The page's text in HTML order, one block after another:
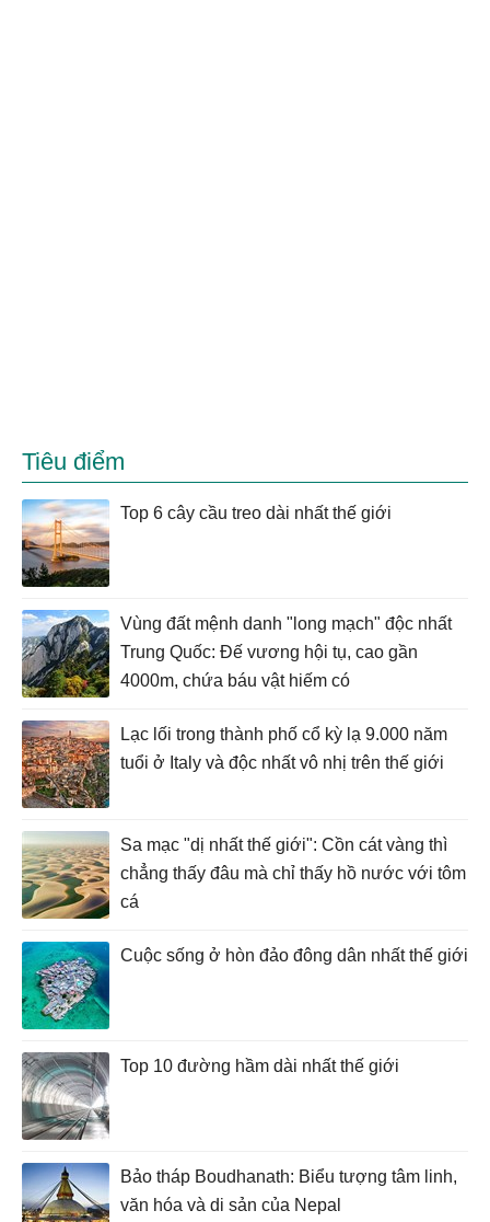
Tiêu điểm
Top 6 cây cầu treo dài nhất thế giới
Vùng đất mệnh danh "long mạch" độc nhất
Trung Quốc: Đế vương hội tụ, cao gần
4000m, chứa báu vật hiếm có
Lạc lối trong thành phố cổ kỳ lạ 9.000 năm
tuổi ở Italy và độc nhất vô nhị trên thế giới
Sa mạc "dị nhất thế giới": Cồn cát vàng thì
chẳng thấy đâu mà chỉ thấy hồ nước với tôm
cá
Cuộc sống ở hòn đảo đông dân nhất thế giới
Top 10 đường hầm dài nhất thế giới
Bảo tháp Boudhanath: Biểu tượng tâm linh,
văn hóa và di sản của Nepal